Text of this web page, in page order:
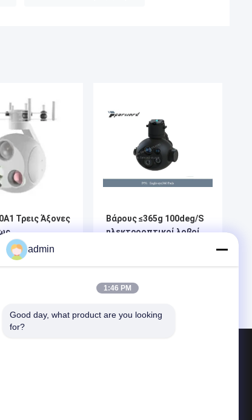
Τρεις Άξονες
Pod
Θερμικό
Τιμή
Βάρους ≤365g 100deg/S
ηλεκτροοπτικοί λοβοί
admin
1:46 PM
Good day, what product are you looking
for?